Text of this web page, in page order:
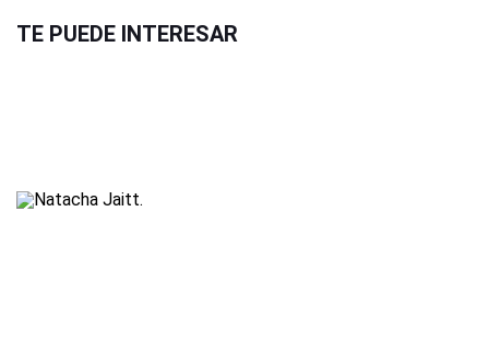
TE PUEDE INTERESAR